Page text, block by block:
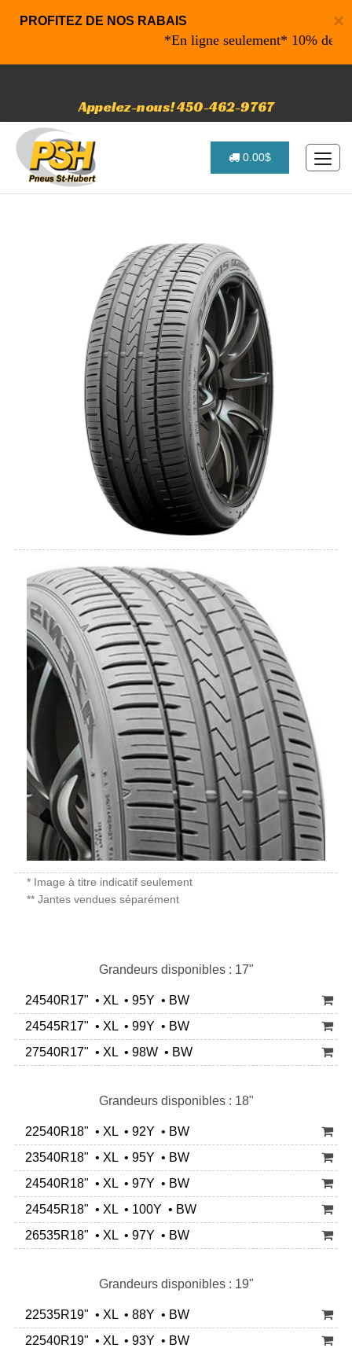
×
PROFITEZ DE NOS RABAIS
*En ligne seulement* 10% de rabais
Appelez-nous! 450-462-9767
0.00$
* Image à titre indicatif seulement
** Jantes vendues séparément
Grandeurs disponibles : 17"
24540R17" • XL • 95Y • BW
24545R17" • XL • 99Y • BW
27540R17" • XL • 98W • BW
Grandeurs disponibles : 18"
22540R18" • XL • 92Y • BW
23540R18" • XL • 95Y • BW
24540R18" • XL • 97Y • BW
24545R18" • XL • 100Y • BW
26535R18" • XL • 97Y • BW
Grandeurs disponibles : 19"
22535R19" • XL • 88Y • BW
22540R19" • XL • 93Y • BW